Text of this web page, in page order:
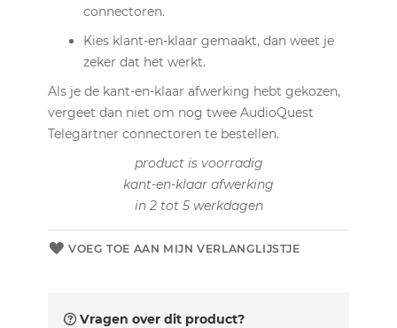
connectoren.
Kies klant-en-klaar gemaakt, dan weet je
zeker dat het werkt.
Als je de kant-en-klaar afwerking hebt gekozen,
vergeet dan niet om nog twee AudioQuest
Telegärtner connectoren te bestellen.
product is voorradig
kant-en-klaar afwerking
in 2 tot 5 werkdagen
VOEG TOE AAN MIJN VERLANGLIJSTJE
Vragen over dit product?